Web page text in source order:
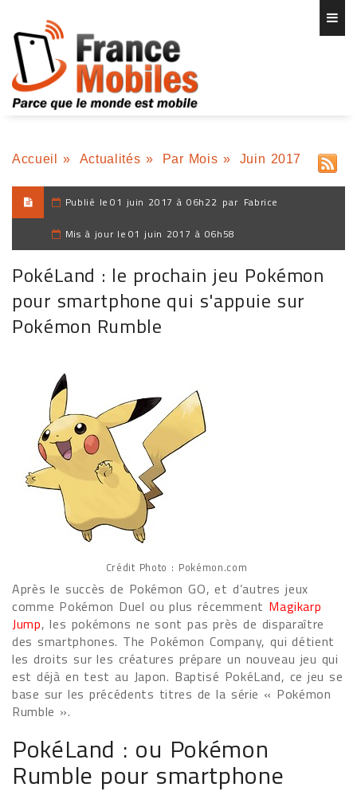
Accueil » Actualités » Par Mois » Juin 2017
Publié le 01 juin 2017 à 06h22 par Fabrice
Mis à jour le 01 juin 2017 à 06h58
PokéLand : le prochain jeu Pokémon
pour smartphone qui s'appuie sur
Pokémon Rumble
Crédit Photo : Pokémon.com
Après le succès de Pokémon GO, et d’autres jeux
comme Pokémon Duel ou plus récemment Magikarp
Jump, les pokémons ne sont pas près de disparaître
des smartphones. The Pokémon Company, qui détient
les droits sur les créatures prépare un nouveau jeu qui
est déjà en test au Japon. Baptisé PokéLand, ce jeu se
base sur les précédents titres de la série « Pokémon
Rumble ».
PokéLand : ou Pokémon
Rumble pour smartphone